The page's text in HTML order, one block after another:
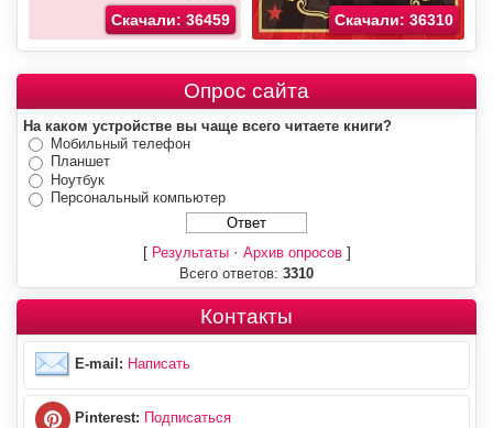
Скачали: 36459 Скачали: 36310
Опрос сайта
На каком устройстве вы чаще всего читаете книги?
Мобильный телефон
Планшет
Ноутбук
Персональный компьютер
[ Результаты· Архив опросов]
Всего ответов: 3310
Контакты
E-mail: Написать
Pinterest: Подписаться